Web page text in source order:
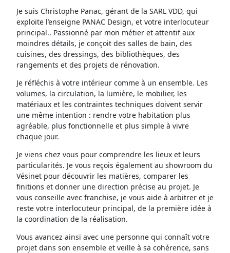
Je suis Christophe Panac, gérant de la SARL VDD, qui
exploite l’enseigne PANAC Design, et votre interlocuteur
principal.. Passionné par mon métier et attentif aux
moindres détails, je conçoit des salles de bain, des
cuisines, des dressings, des bibliothèques, des
rangements et des projets de rénovation.
Je réfléchis à votre intérieur comme à un ensemble. Les
volumes, la circulation, la lumière, le mobilier, les
matériaux et les contraintes techniques doivent servir
une même intention : rendre votre habitation plus
agréable, plus fonctionnelle et plus simple à vivre
chaque jour.
Je viens chez vous pour comprendre les lieux et leurs
particularités. Je vous reçois également au showroom du
Vésinet pour découvrir les matières, comparer les
finitions et donner une direction précise au projet. Je
vous conseille avec franchise, je vous aide à arbitrer et je
reste votre interlocuteur principal, de la première idée à
la coordination de la réalisation.
Vous avancez ainsi avec une personne qui connaît votre
projet dans son ensemble et veille à sa cohérence, sans